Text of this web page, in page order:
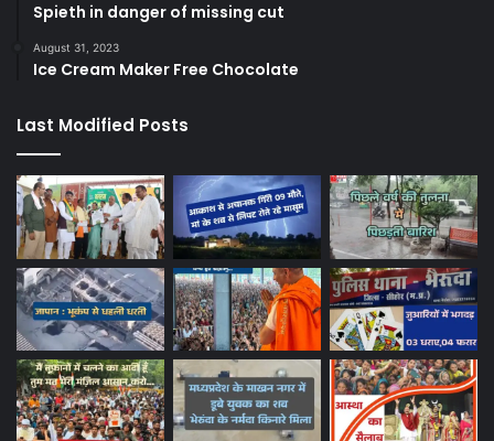
Spieth in danger of missing cut
August 31, 2023
Ice Cream Maker Free Chocolate
Last Modified Posts